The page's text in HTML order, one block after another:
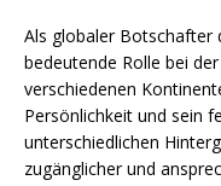
Als globaler Botschafter
bedeutende Rolle bei
verschiedenen
Persönlichkeit und sein
unterschiedlichen
zugänglicher und